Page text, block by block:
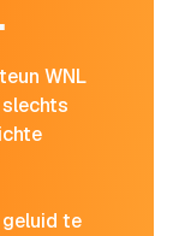
WNL
te